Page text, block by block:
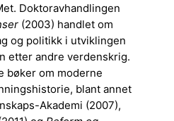
Doktoravhandlingen
(2003) handlet om
og politikk i utviklingen
etter andre verdenskrig.
bøker om moderne
blant annet
Akademi (2007),